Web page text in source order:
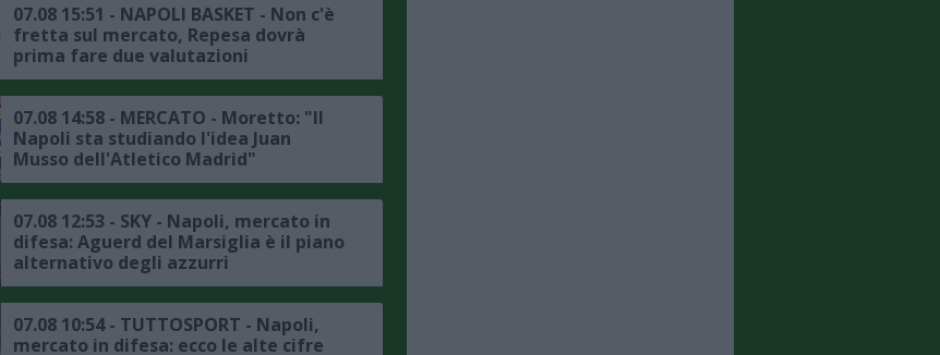
07.08 15:51 - NAPOLI BASKET - Non c'è
fretta sul mercato, Repesa dovrà
prima fare due valutazioni
07.08 14:58 - MERCATO - Moretto: "Il
Napoli sta studiando l'idea Juan
Musso dell'Atletico Madrid"
07.08 12:53 - SKY - Napoli, mercato in
difesa: Aguerd del Marsiglia è il piano
alternativo degli azzurri
07.08 10:54 - TUTTOSPORT - Napoli,
mercato in difesa: ecco le alte cifre